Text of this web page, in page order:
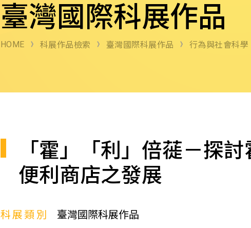
臺灣國際科展作品
HOME 科展作品檢索 臺灣國際科展作品 行為與社會科學
「霍」「利」倍蓰－探
便利商店之發展
科展類別
臺灣國際科展作品